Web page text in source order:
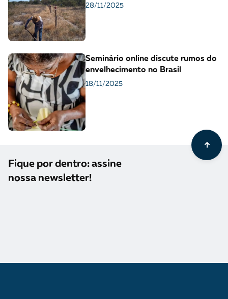
28/11/2025
Seminário online discute rumos do
envelhecimento no Brasil
18/11/2025
Fique por dentro: assine
nossa newsletter!